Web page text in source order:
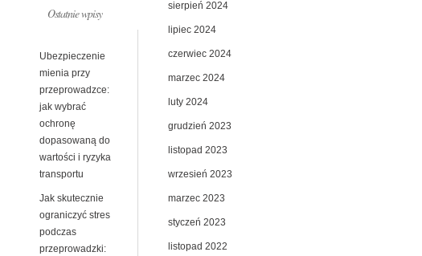
Ostatnie wpisy
Ubezpieczenie
mienia przy
przeprowadzce:
jak wybrać
ochronę
dopasowaną do
wartości i ryzyka
transportu
Jak skutecznie
ograniczyć stres
podczas
przeprowadzki:
sierpień 2024
lipiec 2024
czerwiec 2024
marzec 2024
luty 2024
grudzień 2023
listopad 2023
wrzesień 2023
marzec 2023
styczeń 2023
listopad 2022